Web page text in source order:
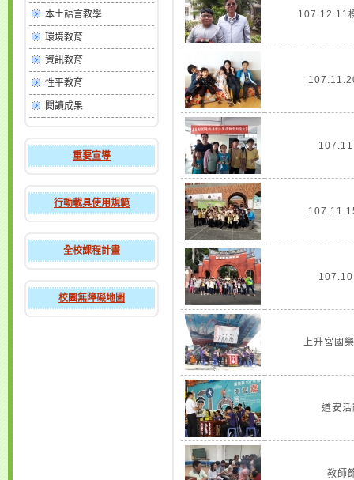
本土語言教學
環境教育
資訊教育
性平教育
閱讀成果
重要宣導
行動載具使用規範
全校課程計畫
校園無障礙地圖
107.12.11
上升宮國
道安
教師